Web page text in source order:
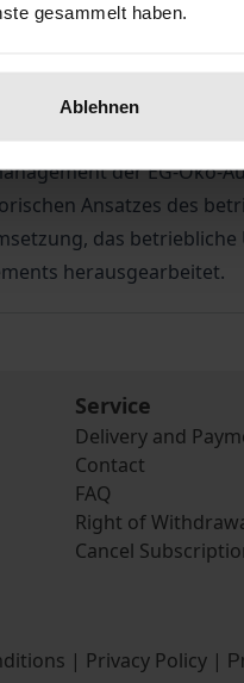
gesammelt haben.
Ablehnen
das deutsche
Risiken besitzt.
der EG-Öko-
Ansatzes des
das
herausgearbeitet.
Service
Delivery and
Contact
FAQ
Right of
Cancel
| Privacy Policy |